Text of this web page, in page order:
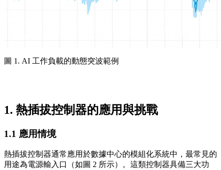
圖 1. AI 工作負載的動態突波範例
1. 熱插拔控制器的應用與挑戰
1.1 應用情境
熱插拔控制器通常應用於數據中心的模組化系統中，最常見的
用途為電源輸入口（如圖 2 所示）。這類控制器具備三大功